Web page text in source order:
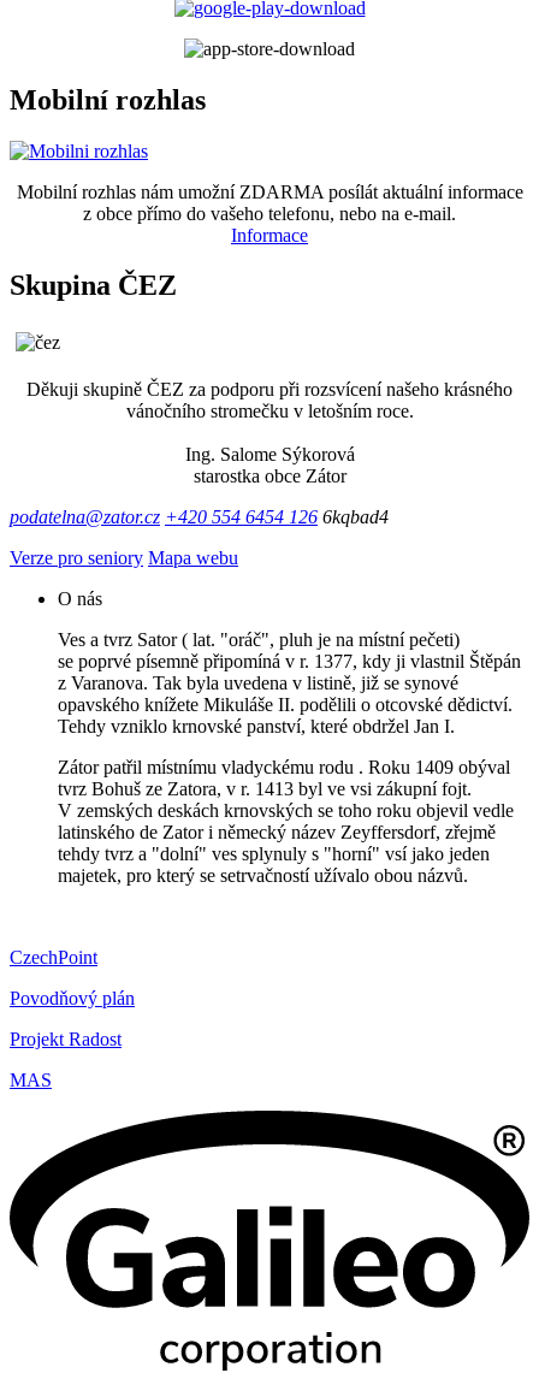
Mobilní rozhlas
Mobilní rozhlas nám umožní ZDARMA posílát aktuální informace
z obce přímo do vašeho telefonu, nebo na e-mail.
Informace
Skupina ČEZ
Děkuji skupině ČEZ za podporu při rozsvícení našeho krásného
vánočního stromečku v letošním roce.
Ing. Salome Sýkorová
starostka obce Zátor
podatelna@zator.cz +420 554 6454 126 6kqbad4
Verze pro seniory Mapa webu
O nás
Ves a tvrz Sator ( lat. "oráč", pluh je na místní pečeti)
se poprvé písemně připomíná v r. 1377, kdy ji vlastnil Štěpán
z Varanova. Tak byla uvedena v listině, již se synové
opavského knížete Mikuláše II. podělili o otcovské dědictví.
Tehdy vzniklo krnovské panství, které obdržel Jan I.
Zátor patřil místnímu vladyckému rodu . Roku 1409 obýval
tvrz Bohuš ze Zatora, v r. 1413 byl ve vsi zákupní fojt.
V zemských deskách krnovských se toho roku objevil vedle
latinského de Zator i německý název Zeyffersdorf, zřejmě
tehdy tvrz a "dolní" ves splynuly s "horní" vsí jako jeden
majetek, pro který se setrvačností užívalo obou názvů.
CzechPoint
Povodňový plán
Projekt Radost
MAS